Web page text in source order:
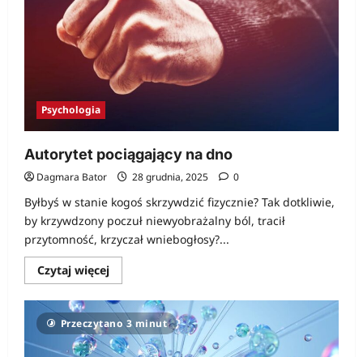
Psychologia
Autorytet pociągający na dno
Dagmara Bator 28 grudnia, 2025 0
Byłbyś w stanie kogoś skrzywdzić fizycznie? Tak dotkliwie,
by krzywdzony poczuł niewyobrażalny ból, tracił
przytomność, krzyczał wniebogłosy?...
Czytaj więcejDowiedz
się
o
Autorytet
pociągający
na
dno
Przeczytano 3 minut